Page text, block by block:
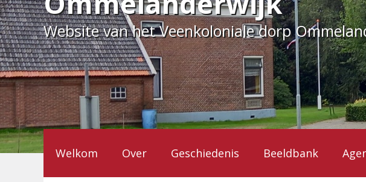
Website van het Veenkoloniale dorp
Welkom Over Geschiedenis Beeldbank